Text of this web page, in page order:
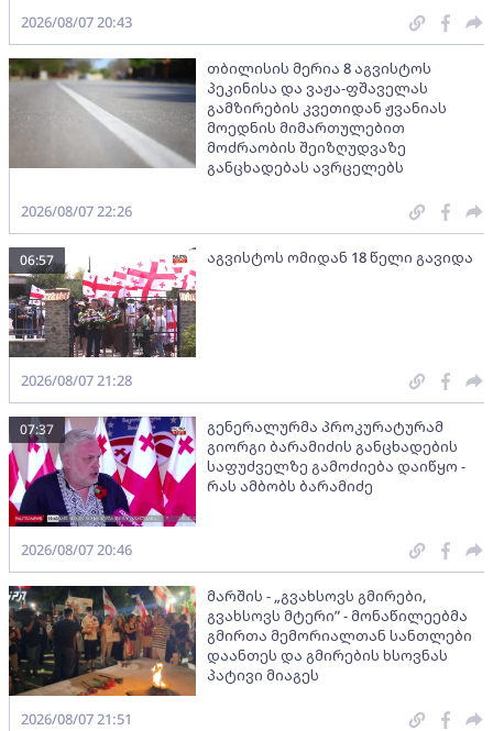
2026/08/07 20:43
თბილისის მერია 8 აგვისტოს
პეკინისა და ვაჟა-ფშაველას
გამზირების კვეთიდან ჟვანიას
მოედნის მიმართულებით
მოძრაობის შეიზღუდვაზე
განცხადებას ავრცელებს
2026/08/07 22:26
აგვისტოს ომიდან 18 წელი გავიდა
06:57
2026/08/07 21:28
გენერალურმა პროკურატურამ
გიორგი ბარამიძის განცხადების
საფუძველზე გამოძიება დაიწყო -
რას ამბობს ბარამიძე
07:37
2026/08/07 20:46
მარშის - „გვახსოვს გმირები,
გვახსოვს მტერი” - მონაწილეებმა
გმირთა მემორიალთან სანთლები
დაანთეს და გმირების ხსოვნას
პატივი მიაგეს
2026/08/07 21:51